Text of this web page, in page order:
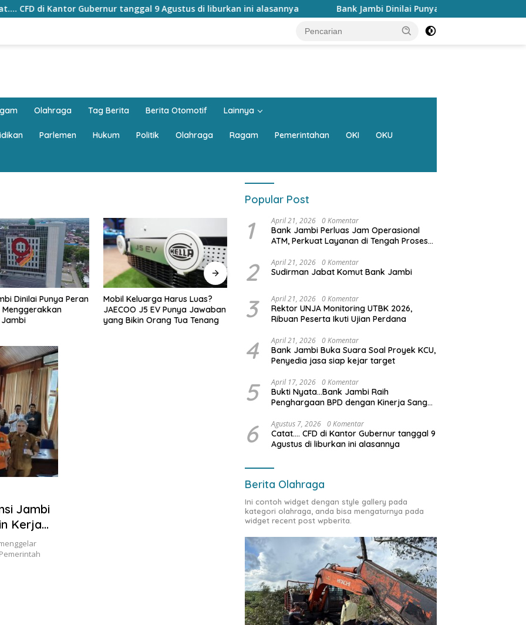
Gubernur tanggal 9 Agustus di liburkan ini alasannya Bank Jambi Dinilai Punya Peran Strategis Menggerakkan
Olahraga Tag Berita Berita Otomotif Lainnya
Parlemen Hukum Politik Olahraga Ragam Pemerintahan OKI OKU
Harus Luas?
EV Punya Jawaban
Orang Tua Tenang
Buka Sosialisasi Akbar
Pencegahan IRET, TCC,
Perundungan, dan Bahaya
Diduga Truk Batu Bara Bebas
Melintas di Siang Bolong, Ke
Mana Satgas Wasgakum
yang mengawasi?
Masyarakat Tidak Beraktivitas
di Atas Jalur Pipa Migas Demi
Jambi
Kerja
Popular Post
1 April 21, 2026 0 Komentar
Bank Jambi Perluas Jam Operasional
ATM, Perkuat Layanan di Tengah Proses
2 April 21, 2026 0 Komentar
Sudirman Jabat Komut Bank Jambi
3 April 21, 2026 0 Komentar
Rektor UNJA Monitoring UTBK 2026,
Ribuan Peserta Ikuti Ujian Perdana
4 April 21, 2026 0 Komentar
Bank Jambi Buka Suara Soal Proyek KCU,
Penyedia jasa siap kejar target
5 April 17, 2026 0 Komentar
Bukti Nyata…Bank Jambi Raih
Penghargaan BPD dengan Kinerja Sangat
6 Agustus 7, 2026 0 Komentar
Catat…. CFD di Kantor Gubernur tanggal 9
Agustus di liburkan ini alasannya
Berita Olahraga
Ini contoh widget dengan style gallery pada
kategori olahraga, anda bisa mengaturnya pada
widget recent post wpberita.